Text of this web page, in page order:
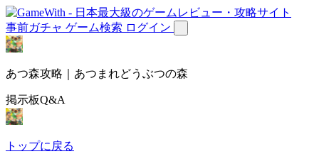
事前ガチャ ゲーム検索 ログイン
あつ森攻略｜あつまれどうぶつの森
掲示板Q&A
トップに戻る